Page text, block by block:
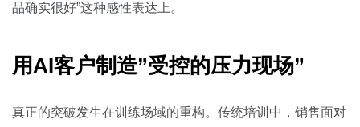
品确实很好”这种感性表达上。
用AI客户制造”受控的压力现场”
真正的突破发生在训练场域的重构。传统培训中，销售面对